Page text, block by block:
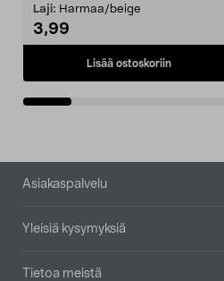
Laji: Harmaa/beige
3,99
Lisää ostoskoriin
Alatunniste
Asiakaspalvelu
Yleisiä kysymyksiä
Tietoa meistä